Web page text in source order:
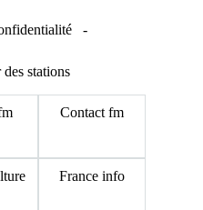
-
stations
Contact fm
France info